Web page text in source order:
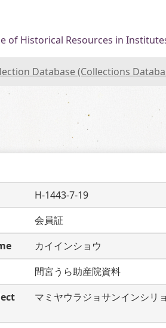
of Historical Resources in
Database (Collections
H-1443-7-19
会員証
カイインショウ
間宮うら助産院資料
マミヤウラジョサンインシリ